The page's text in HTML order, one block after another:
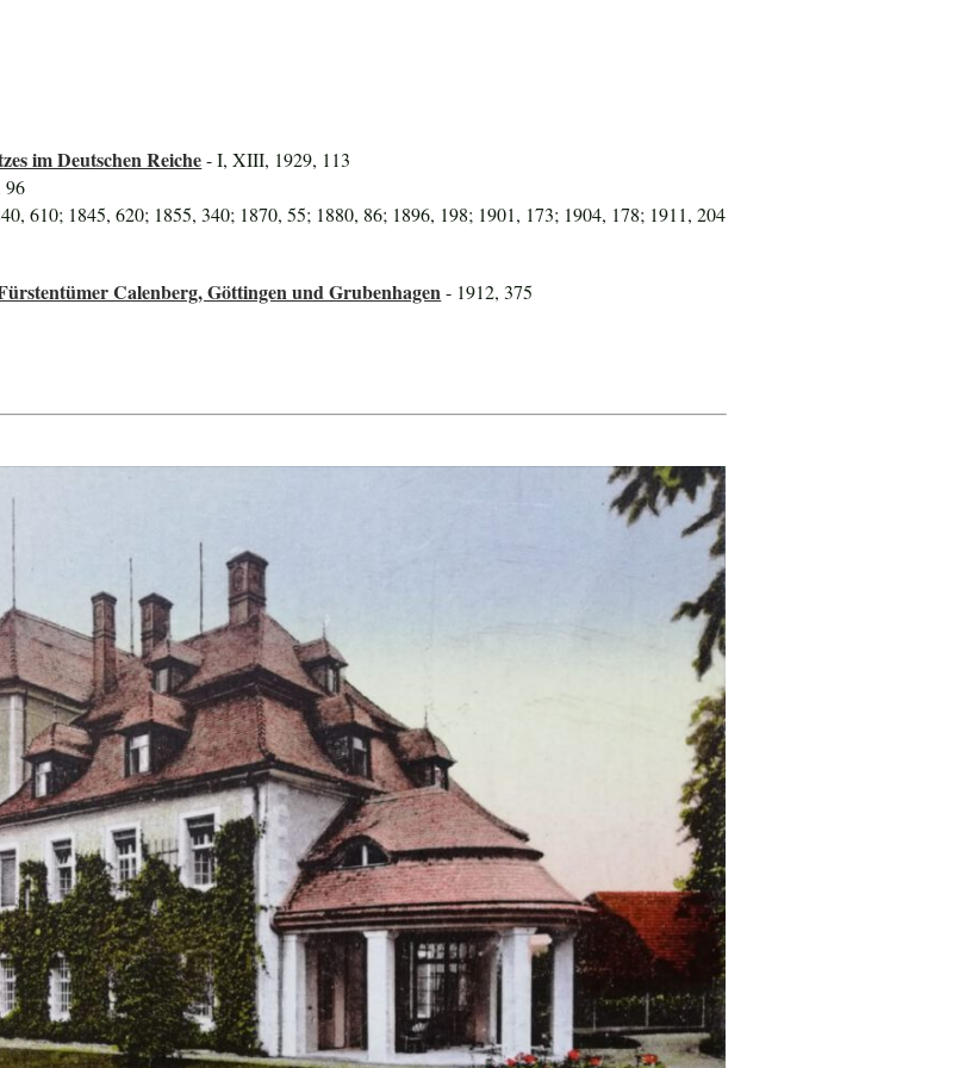
im Deutschen Reiche- I, XIII, 1929, 113
96
610; 1845, 620; 1855, 340; 1870, 55; 1880, 86; 1896, 198; 1901, 173; 1904, 178; 1911, 204
Calenberg, Göttingen und Grubenhagen- 1912, 375